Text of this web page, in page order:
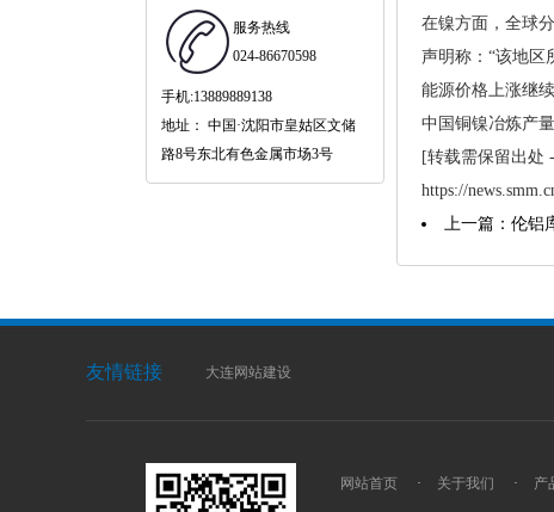
服务热线
024-86670598
手机:13889889138
地址： 中国·沈阳市皇姑区文储
路8号东北有色金属市场3号
在镍方面，全球
声明称：“该地区
能源价格上涨继
中国铜镍冶炼产
[转载需保留出处
https://
上一篇：伦铝
友情链接 大连网站建设
网站首页 · 关于我们 · 产